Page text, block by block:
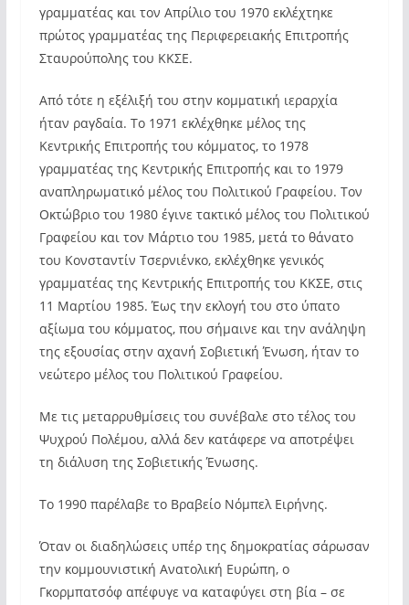
γραμματέας και τον Απρίλιο του 1970 εκλέχτηκε
πρώτος γραμματέας της Περιφερειακής Επιτροπής
Σταυρούπολης του ΚΚΣΕ.
Από τότε η εξέλιξή του στην κομματική ιεραρχία
ήταν ραγδαία. Το 1971 εκλέχθηκε μέλος της
Κεντρικής Επιτροπής του κόμματος, το 1978
γραμματέας της Κεντρικής Επιτροπής και το 1979
αναπληρωματικό μέλος του Πολιτικού Γραφείου. Τον
Οκτώβριο του 1980 έγινε τακτικό μέλος του Πολιτικού
Γραφείου και τον Μάρτιο του 1985, μετά το θάνατο
του Κονσταντίν Τσερνιένκο, εκλέχθηκε γενικός
γραμματέας της Κεντρικής Επιτροπής του ΚΚΣΕ, στις
11 Μαρτίου 1985. Έως την εκλογή του στο ύπατο
αξίωμα του κόμματος, που σήμαινε και την ανάληψη
της εξουσίας στην αχανή Σοβιετική Ένωση, ήταν το
νεώτερο μέλος του Πολιτικού Γραφείου.
Με τις μεταρρυθμίσεις του συνέβαλε στο τέλος του
Ψυχρού Πολέμου, αλλά δεν κατάφερε να αποτρέψει
τη διάλυση της Σοβιετικής Ένωσης.
Το 1990 παρέλαβε το Βραβείο Νόμπελ Ειρήνης.
Όταν οι διαδηλώσεις υπέρ της δημοκρατίας σάρωσαν
την κομμουνιστική Ανατολική Ευρώπη, ο
Γκορμπατσόφ απέφυγε να καταφύγει στη βία – σε